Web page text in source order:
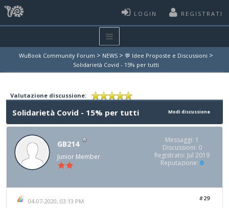
LOGIN REGISTRATI
WuBook Community Forum > NEWS > 💬 Idee Proposte e Discussioni >
Solidarietà Covid - 15% per tutti
Valutazione discussione:
Modi discussione
Solidarietà Covid - 15% per tutti
GB214
Junior Member
Messaggi: 1
Discussioni: 0
Registrato: Jul 2019
Reputazione: 0
#29
04-07-2020, 03:13 PM